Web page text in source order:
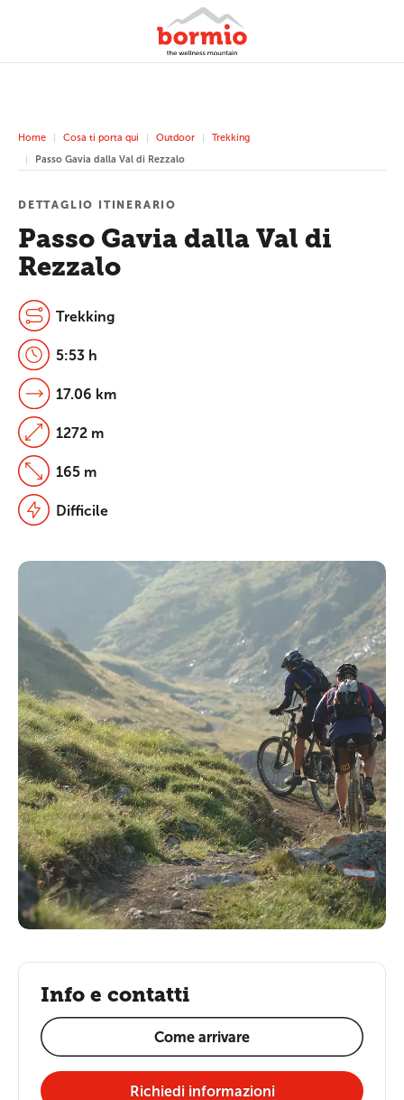
Home Cosa ti porta qui Outdoor
Trekking
Passo Gavia dalla Val di Rezzalo
Passo Gavia dalla Val di
Rezzalo
DETTAGLIO ITINERARIO
Trekking
5:53 h
17.06 km
1272 m
165 m
Difficile
Info e contatti
Come arrivare
Richiedi informazioni